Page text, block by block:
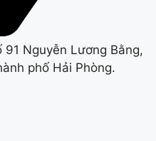
Nguyễn Lương Bằng,
phố Hải Phòng.